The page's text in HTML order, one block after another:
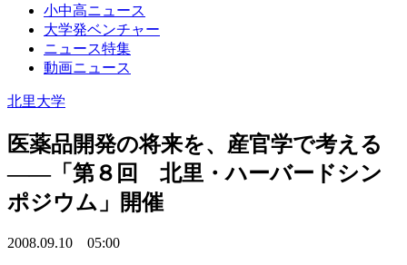
小中高ニュース
大学発ベンチャー
ニュース特集
動画ニュース
北里大学
医薬品開発の将来を、産官学で考える
――「第８回 北里・ハーバードシン
ポジウム」開催
2008.09.10 05:00